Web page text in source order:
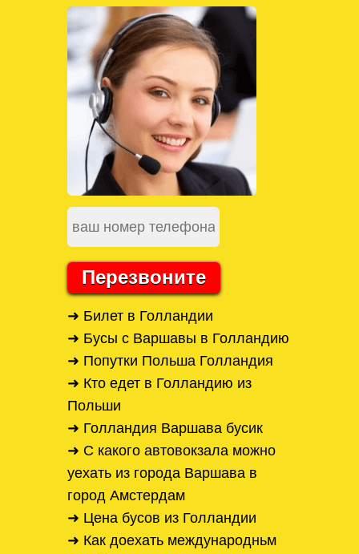
Перезвоните
➜ Билет в Голландии
➜ Бусы с Варшавы в Голландию
➜ Попутки Польша Голландия
➜ Кто едет в Голландию из
Польши
➜ Голландия Варшава бусик
➜ С какого автовокзала можно
уехать из города Варшава в
город Амстердам
➜ Цена бусов из Голландии
➜ Как доехать международньм